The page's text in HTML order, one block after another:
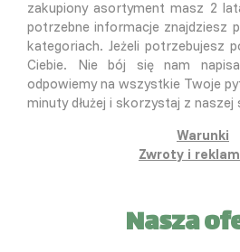
zakupiony asortyment masz 2
potrzebne informacje znajdziesz
kategoriach. Jeżeli potrzebujesz
Ciebie. Nie bój się nam
odpowiemy na wszystkie Twoje
minuty dłużej i skorzystaj z
Warunki
Zwroty i
Nasza